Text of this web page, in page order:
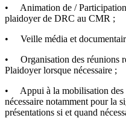
• Animation de / Participation
plaidoyer de DRC au CMR ;
• Veille média et
• Organisation des réunions
Plaidoyer lorsque nécessaire ;
• Appui à la mobilisation des
nécessaire notamment pour la
présentations si et quand